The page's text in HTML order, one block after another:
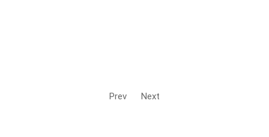
Prev Next